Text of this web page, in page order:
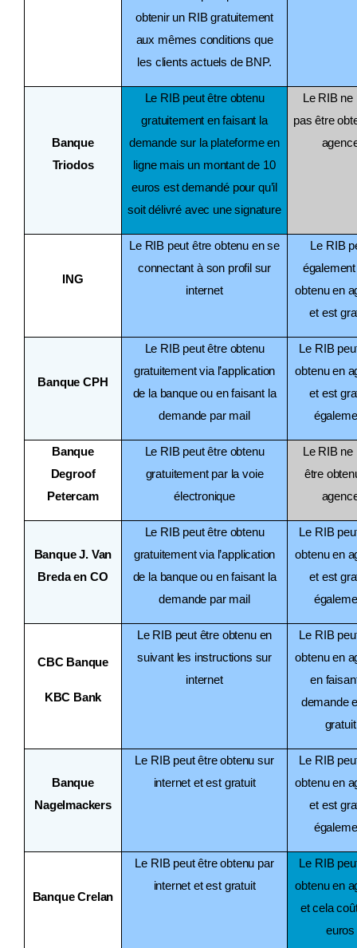
obtenir un RIB gratuitement
aux mêmes conditions que
les clients actuels de BNP.
Banque
Triodos
Le RIB peut être obtenu
gratuitement en faisant la
demande sur la plateforme en
ligne mais un montant de 10
euros est demandé pour qu’il
soit délivré avec une signature
Le RIB ne
pas être
ING
Le RIB peut être obtenu en se
connectant à son profil sur
internet
Le RIB
obtenu en
et est
Banque CPH
Le RIB peut être obtenu
gratuitement via l’application
de la banque ou en faisant la
demande par mail
Le RIB
obtenu en
et est
Banque
Degroof
Petercam
Le RIB peut être obtenu
gratuitement par la voie
électronique
Le RIB ne
être
Banque J. Van
Breda en CO
Le RIB peut être obtenu
gratuitement via l’application
de la banque ou en faisant la
demande par mail
Le RIB
obtenu en
et est
CBC Banque
KBC Bank
Le RIB peut être obtenu en
suivant les instructions sur
internet
Le RIB
obtenu en
en
demande
gratuit
Banque
Nagelmackers
Le RIB peut être obtenu sur
internet et est gratuit
Le RIB
obtenu en
et est
Banque Crelan
Le RIB peut être obtenu par
internet et est gratuit
Le RIB
obtenu en
et cela
euros